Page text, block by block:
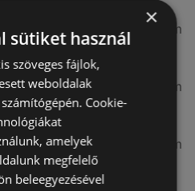
2,55 km
5,11 km
5,24 km
×
sütiket használ
szöveges fájlok,
weboldalak
Cookie-
amelyek
megfelelő
beleegyezésével